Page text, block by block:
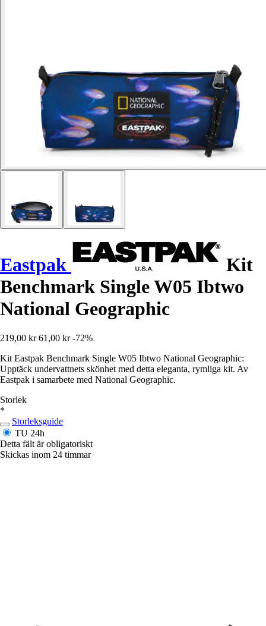
Eastpak
Kit
Benchmark Single W05 Ibtwo
National Geographic
219,00 kr 61,00 kr -72%
Kit Eastpak Benchmark Single W05 Ibtwo National Geographic:
Upptäck undervattnets skönhet med detta eleganta, rymliga kit. Av
Eastpak i samarbete med National Geographic.
Storlek
*
Storleksguide
TU 24h
Detta fält är obligatoriskt
Skickas inom 24 timmar